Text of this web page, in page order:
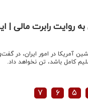
به روایت رابرت مالی
آمریکا در امور ایران، در
کامل باشد، تن نخواهد داد.
۵ ۶ ۷